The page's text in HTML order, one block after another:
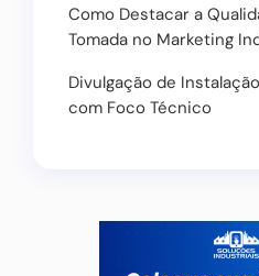
Como Destacar a
Tomada no Marketing
Divulgação de
com Foco Técnico